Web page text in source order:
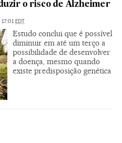
o risco de Alzheimer
17:01EDT
Estudo conclui que é possível
diminuir em até um terço a
possibilidade de desenvolver
a doença, mesmo quando
existe predisposição genética